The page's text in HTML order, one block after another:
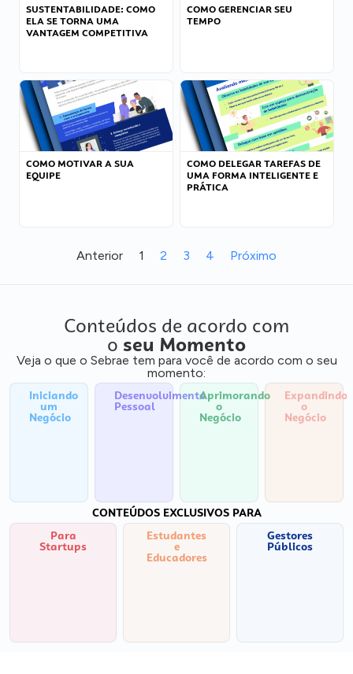
SUSTENTABILIDADE: COMO
ELA SE TORNA UMA
VANTAGEM COMPETITIVA
COMO GERENCIAR SEU
TEMPO
COMO MOTIVAR A SUA
EQUIPE
COMO DELEGAR TAREFAS DE
UMA FORMA INTELIGENTE E
PRÁTICA
Anterior 1 2 3 4 Próximo
Conteúdos de acordo com
o seu Momento
Veja o que o Sebrae tem para você de acordo com o seu
momento:
Iniciando
um
Negócio
Desenvolvimento
Pessoal
Aprimorando
o
Negócio
Expandindo
o
Negócio
CONTEÚDOS EXCLUSIVOS PARA
Para
Startups
Estudantes
e
Educadores
Gestores
Públicos